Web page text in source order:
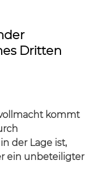
Dritten
kommt
der Lage ist,
ein unbeteiligter